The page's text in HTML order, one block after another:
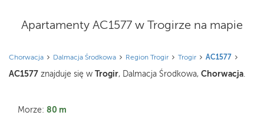
Apartamenty AC1577 w Trogirze na mapie
Chorwacja Dalmacja Środkowa Region Trogir Trogir AC1577
AC1577 znajduje się w Trogir, Dalmacja Środkowa, Chorwacja
Morze: 80 m